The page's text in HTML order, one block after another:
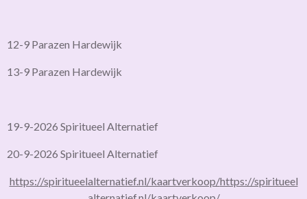
12-9 Parazen Hardewijk
13-9 Parazen Hardewijk
19-9-2026 Spiritueel Alternatief
20-9-2026 Spiritueel Alternatief
https://spiritueelalternatief.nl/kaartverkoop/https://spiritueel